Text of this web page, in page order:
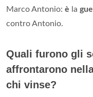
Marco Antonio: è la
contro Antonio.
Quali furono gli
affrontarono
chi vinse?